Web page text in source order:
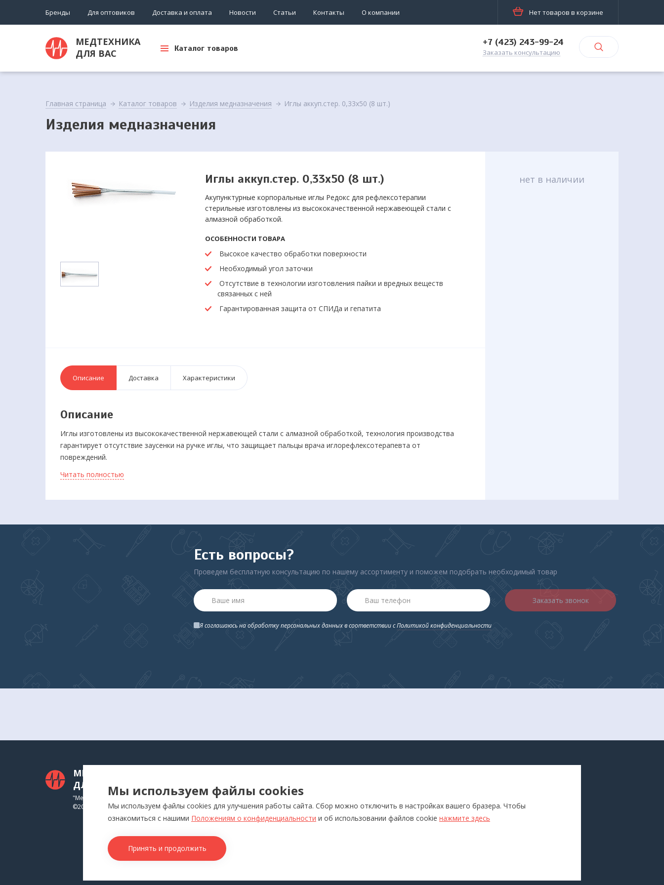
Бренды Для оптовиков Доставка и оплата Новости Статьи Контакты О компании Нет товаров в корзине
МЕДТЕХНИКА
ДЛЯ ВАС
Каталог товаров
+7 (423) 243-99-24
Заказать консультацию
Главная страница Каталог товаров Изделия медназначения Иглы аккуп.стер. 0,33х50 (8 шт.)
Изделия медназначения
Иглы аккуп.стер. 0,33х50 (8 шт.)
Акупунктурные корпоральные иглы Редокс для рефлексотерапии
стерильные изготовлены из высококачественной нержавеющей стали с
алмазной обработкой.
ОСОБЕННОСТИ ТОВАРА
Высокое качество обработки поверхности
Необходимый угол заточки
Отсутствие в технологии изготовления пайки и вредных веществ
связанных с ней
Гарантированная защита от СПИДа и гепатита
Описание Доставка Характеристики
Описание
Иглы изготовлены из высококачественной нержавеющей стали с алмазной обработкой, технология производства
гарантирует отсутствие заусенки на ручке иглы, что защищает пальцы врача иглорефлексотерапевта от
повреждений.
По электрохимическим параметрам, при однократном использовании, иглы редокс имеют характеристики,
Читать полностью
нет в наличии
Есть вопросы?
Проведем бесплатную консультацию по нашему ассортименту и поможем подобрать необходимый товар
Заказать звонок
Я соглашаюсь на обработку персональных данных в соответствии сПолитикой конфиденциальности
МЕДТЕХНИКА
ДЛЯ ВАС
"Медтехника для Вас"
©2026
Приборы для самоконтроля
Ингаляторы
Физиотерапевтические аппараты
Аппликаторы
Изделия медназначения
Слуховые аппараты и усилители
звука
Бренды
Мы используем файлы cookies
Мы используем файлы cookies для улучшения работы сайта. Сбор можно отключить в настройках вашего бразера. Чтобы
ознакомиться с нашими Положениям о конфиденциальности и об использовании файлов cookie нажмите здесь
Принять и продолжить